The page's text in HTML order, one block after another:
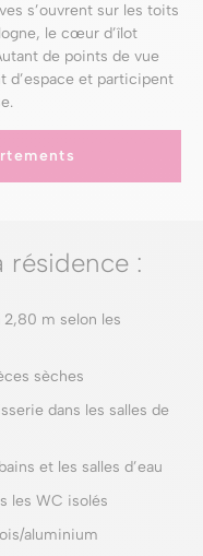
résidence :
2,80 m selon les
sèches
dans les salles de
et les salles d’eau
les WC isolés
aluminium
s’ouvrent sur les toits
le cœur d’îlot
de points de vue
d’espace et participent